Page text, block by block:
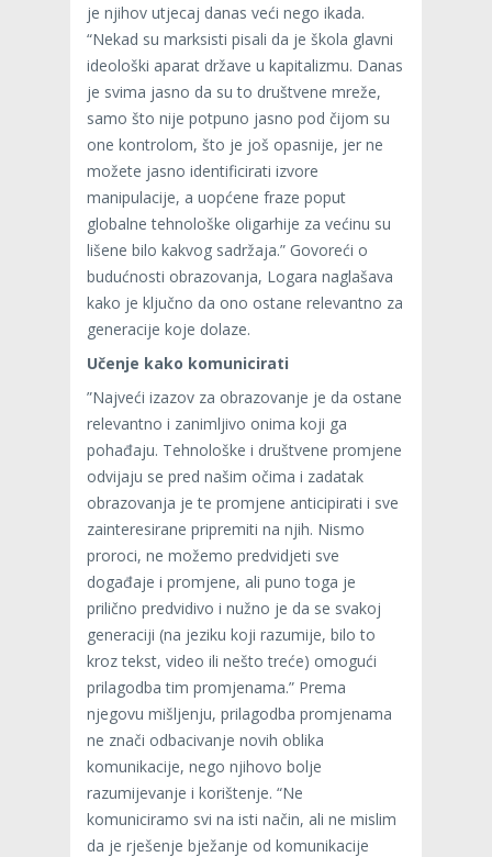
je njihov utjecaj danas veći nego ikada.
“Nekad su marksisti pisali da je škola glavni
ideološki aparat države u kapitalizmu. Danas
je svima jasno da su to društvene mreže,
samo što nije potpuno jasno pod čijom su
one kontrolom, što je još opasnije, jer ne
možete jasno identificirati izvore
manipulacije, a uopćene fraze poput
globalne tehnološke oligarhije za većinu su
lišene bilo kakvog sadržaja.” Govoreći o
budućnosti obrazovanja, Logara naglašava
kako je ključno da ono ostane relevantno za
generacije koje dolaze.
Učenje kako komunicirati
”Najveći izazov za obrazovanje je da ostane
relevantno i zanimljivo onima koji ga
pohađaju. Tehnološke i društvene promjene
odvijaju se pred našim očima i zadatak
obrazovanja je te promjene anticipirati i sve
zainteresirane pripremiti na njih. Nismo
proroci, ne možemo predvidjeti sve
događaje i promjene, ali puno toga je
prilično predvidivo i nužno je da se svakoj
generaciji (na jeziku koji razumije, bilo to
kroz tekst, video ili nešto treće) omogući
prilagodba tim promjenama.” Prema
njegovu mišljenju, prilagodba promjenama
ne znači odbacivanje novih oblika
komunikacije, nego njihovo bolje
razumijevanje i korištenje. “Ne
komuniciramo svi na isti način, ali ne mislim
da je rješenje bježanje od komunikacije